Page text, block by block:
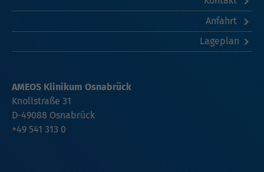
Anfahrt
Lageplan
AMEOS Klinikum Osnabrück
Knollstraße 31
D-49088 Osnabrück
+49 541 313 0